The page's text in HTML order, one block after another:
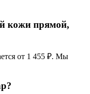
кожи прямой,
от 1 455 ₽. Мы